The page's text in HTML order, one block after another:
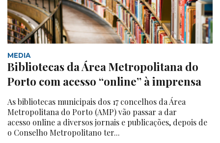
MEDIA
Bibliotecas da Área Metropolitana do
Porto com acesso “online” à imprensa
As bibliotecas municipais dos 17 concelhos da Área
Metropolitana do Porto (AMP) vão passar a dar
acesso online a diversos jornais e publicações, depois de
o Conselho Metropolitano ter...